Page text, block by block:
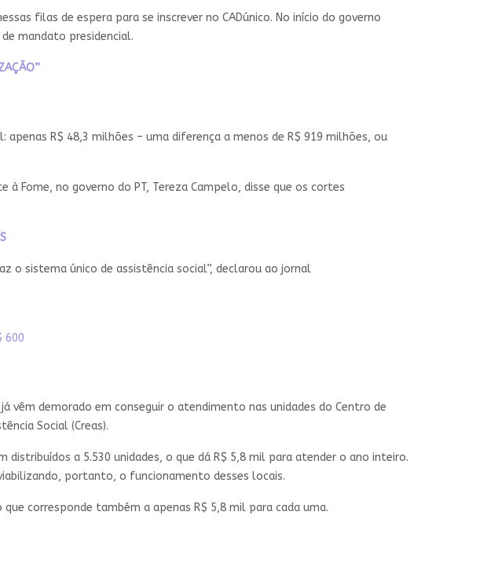
filas de espera para se inscrever no CADúnico. No início do governo
mandato presidencial.
R$ 48,3 milhões – uma diferença a menos de R$ 919 milhões, ou
Fome, no governo do PT, Tereza Campelo, disse que os cortes
o sistema único de assistência social”, declarou ao jornal
600
demorado em conseguir o atendimento nas unidades do Centro de
Social (Creas).
a 5.530 unidades, o que dá R$ 5,8 mil para atender o ano inteiro.
portanto, o funcionamento desses locais.
corresponde também a apenas R$ 5,8 mil para cada uma.